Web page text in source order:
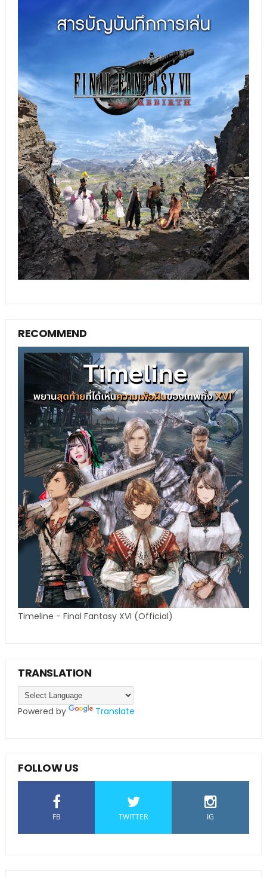
RECOMMEND
Timeline - Final Fantasy XVI (Official)
TRANSLATION
Powered by Translate
FOLLOW US
FB TWITTER IG